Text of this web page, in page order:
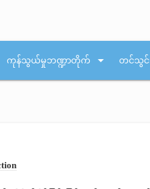
ကုန်သွယ်မှုဘဏ္ဍာတိုက် arrow_drop_down တင်သွင်း